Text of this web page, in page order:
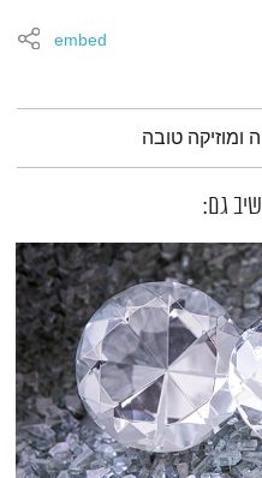
embed
ומוזיקה טובה
גם: